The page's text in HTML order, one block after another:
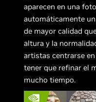
aparecen en una
automáticamente
de mayor calidad
altura y la
artistas centrarse
tener que refinar el
mucho tiempo.